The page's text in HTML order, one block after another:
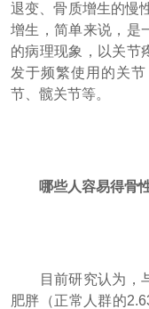
退变、骨质增生的慢
增生，简单来说，是
的病理现象，以关节
发于频繁使用的关
节、髋关节等。
哪些人容易得骨性
目前研究认为，与
肥胖（正常人群的